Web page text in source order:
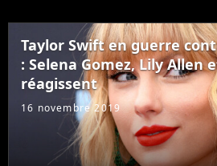
Taylor Swift en guerre
: Selena Gomez, Lily Allen
réagissent
16 novembre 2019